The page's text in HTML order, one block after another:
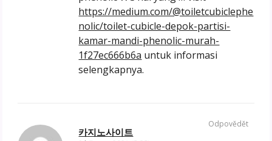
https://medium.com/@toiletcubiclephe
nolic/toilet-cubicle-depok-partisi-
kamar-mandi-phenolic-murah-
1f27ec666b6a untuk informasi
selengkapnya.
카지노사이트
Odpovědět